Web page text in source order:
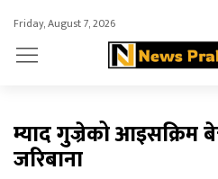
Friday, August 7, 2026
म्याद गुज्रेको आइसक्रिम
जरिबाना